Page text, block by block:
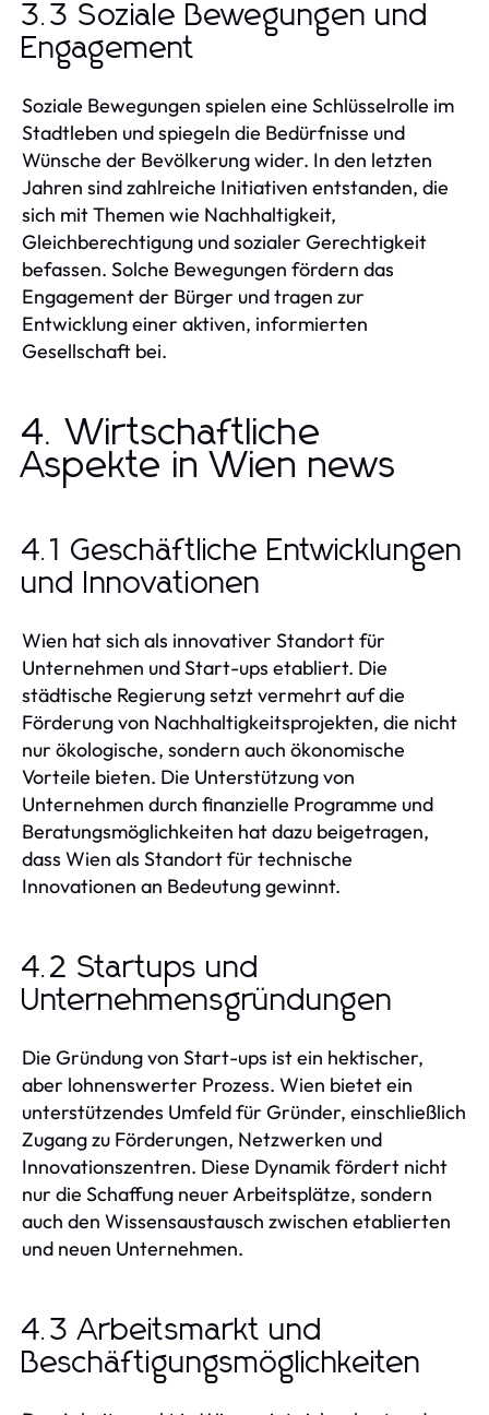
3.3 Soziale Bewegungen und
Engagement
Soziale Bewegungen spielen eine Schlüsselrolle im
Stadtleben und spiegeln die Bedürfnisse und
Wünsche der Bevölkerung wider. In den letzten
Jahren sind zahlreiche Initiativen entstanden, die
sich mit Themen wie Nachhaltigkeit,
Gleichberechtigung und sozialer Gerechtigkeit
befassen. Solche Bewegungen fördern das
Engagement der Bürger und tragen zur
Entwicklung einer aktiven, informierten
Gesellschaft bei.
4. Wirtschaftliche
Aspekte in Wien news
4.1 Geschäftliche Entwicklungen
und Innovationen
Wien hat sich als innovativer Standort für
Unternehmen und Start-ups etabliert. Die
städtische Regierung setzt vermehrt auf die
Förderung von Nachhaltigkeitsprojekten, die nicht
nur ökologische, sondern auch ökonomische
Vorteile bieten. Die Unterstützung von
Unternehmen durch finanzielle Programme und
Beratungsmöglichkeiten hat dazu beigetragen,
dass Wien als Standort für technische
Innovationen an Bedeutung gewinnt.
4.2 Startups und
Unternehmensgründungen
Die Gründung von Start-ups ist ein hektischer,
aber lohnenswerter Prozess. Wien bietet ein
unterstützendes Umfeld für Gründer, einschließlich
Zugang zu Förderungen, Netzwerken und
Innovationszentren. Diese Dynamik fördert nicht
nur die Schaffung neuer Arbeitsplätze, sondern
auch den Wissensaustausch zwischen etablierten
und neuen Unternehmen.
4.3 Arbeitsmarkt und
Beschäftigungsmöglichkeiten